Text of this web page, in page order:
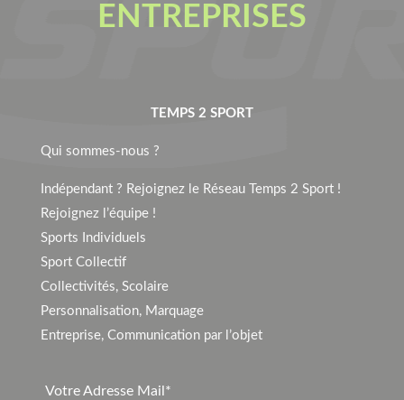
ENTREPRISES
TEMPS 2 SPORT
Qui sommes-nous ?
Indépendant ? Rejoignez le Réseau Temps 2 Sport !
Rejoignez l’équipe !
Sports Individuels
Sport Collectif
Collectivités, Scolaire
Personnalisation, Marquage
Entreprise, Communication par l’objet
Votre Adresse Mail*